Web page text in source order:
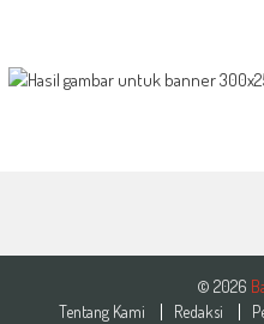
© 2026
Tentang Kami
Redaksi